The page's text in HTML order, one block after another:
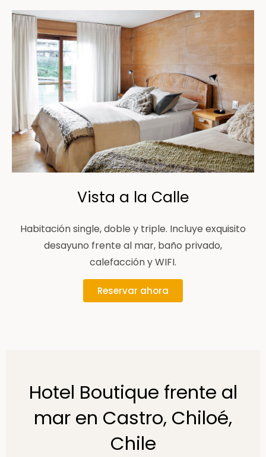
Vista a la Calle
Habitación single, doble y triple. Incluye exquisito
desayuno frente al mar, baño privado,
calefacción y WIFI.
Reservar ahora
Hotel Boutique frente al
mar en Castro, Chiloé,
Chile​